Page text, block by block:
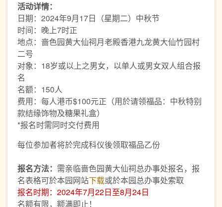
活动详情：
日期：2024年9月17日（星期二）中秋节
时间：晚上7时正
地点：啬色园黄大仙祠月老殿香港九龙黄大仙竹园村
二号
对象：18岁或以上之男女，以单人或男女双人组合报
名
名额：150人
费用：每人港币$100元正（用於请领福品：中秋特别
款结缘饰物及糖果礼盒）
*报名时需同时交付费用
每位参加者将於完成科仪後领取福品乙份
报名方法： 需亲临啬色园黄大仙祠总办事处报名，报
名表格可於本园网站下载或於本园总办事处索取
报名时期：2024年7月22日至8月24日
名额有限，额满即止！